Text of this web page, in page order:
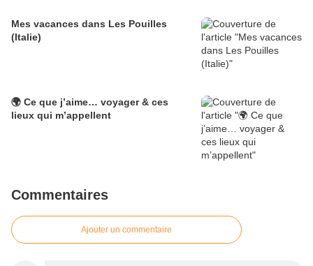
Mes vacances dans Les Pouilles
(Italie)
🌍 Ce que j’aime… voyager & ces
lieux qui m’appellent
Commentaires
Ajouter un commentaire